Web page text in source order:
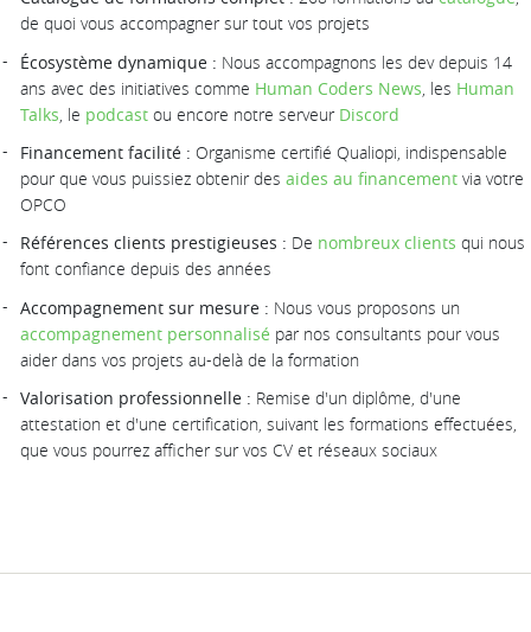
de quoi vous accompagner sur tout vos projets
Écosystème dynamique : Nous accompagnons les dev depuis 14
ans avec des initiatives comme Human Coders News , les Human
Talks , le podcast ou encore notre serveur Discord
Financement facilité : Organisme certifié Qualiopi, indispensable
pour que vous puissiez obtenir des aides au financement via votre
OPCO
Références clients prestigieuses : De nombreux clients qui nous
font confiance depuis des années
Accompagnement sur mesure : Nous vous proposons un
accompagnement personnalisé par nos consultants pour vous
aider dans vos projets au-delà de la formation
Valorisation professionnelle : Remise d'un diplôme, d'une
attestation et d'une certification, suivant les formations effectuées,
que vous pourrez afficher sur vos CV et réseaux sociaux